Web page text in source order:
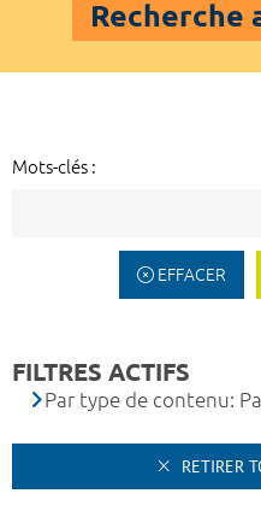
Recherche
Mots-clés :
EFFACER
FILTRES ACTIFS
Par type de contenu:
RETIRER